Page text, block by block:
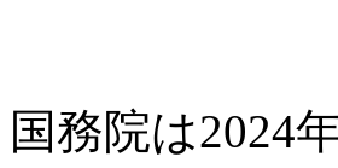
国務院は2024